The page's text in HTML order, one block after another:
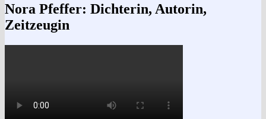
Nora Pfeffer: Dichterin, Autorin,
Zeitzeugin